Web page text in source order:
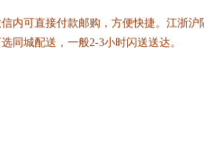
内可直接付款邮购，方便快捷。江浙沪
同城配送，一般2-3小时闪送送达。